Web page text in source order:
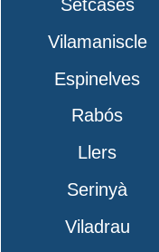
Setcases
Vilamaniscle
Espinelves
Rabós
Llers
Serinyà
Viladrau